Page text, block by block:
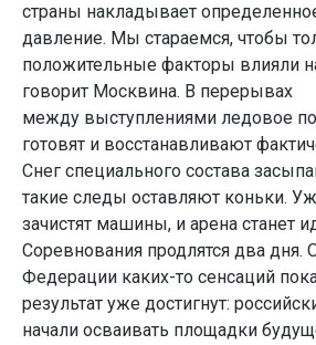
страны накладывает
давление. Мы стараемся, чтобы
положительные факторы влияли
говорит Москвина. В перерывах
между выступлениями ледовое
готовят и восстанавливают
Снег специального состава
такие следы оставляют коньки.
зачистят машины, и арена станет
Соревнования продлятся два дня.
Федерации каких-то сенсаций
результат уже достигнут:
начали осваивать площадки